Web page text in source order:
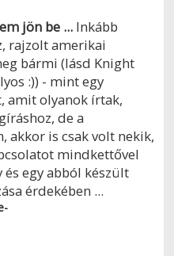
jön be ...Inkább
rajzolt amerikai
bármi (lásd Knight
:)) - mint egy
amit olyanok írtak,
de a
akkor is csak volt nekik,
mindkettővel
egy abból készült
érdekében ...